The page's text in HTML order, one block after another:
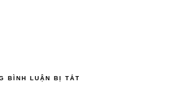
BÌNH LUẬN BỊ TẮT